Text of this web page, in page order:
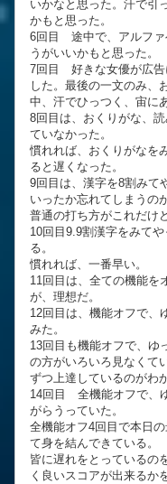
いかなと思った。汗で引
かもと思った。
6回目 途中で、アルファ
うがいいかもと思った。
7回目 好きな女優が広告
した。最後の一文のみ、
中、汗でひっつく、宙に
8回目は、おくりがな、
ていなかった。
慣れれば、おくりがなを
ると遅くなった。
9回目は、漢字を8割みて
いったか忘れてしまうの
普通の打ち方がこれだけ
10回目9.9割漢字をみて
る。
慣れれば、一番早い。
11回目は、全ての機能を
が、理想だ。
12回目は、機能オフで、
みた。
13回目も機能オフで、ゆ
の方がいろいろ見なくて
ずつ上達しているのがわ
14回目 全機能オフで、
がらうっていた。
全機能オフ4回目で本日
て身を結んできている。
皆に遅れをとっているの
く良いスコアが出来るか